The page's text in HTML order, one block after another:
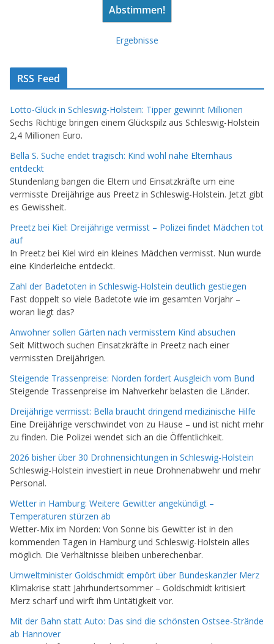
Ergebnisse
RSS Feed
Lotto-Glück in Schleswig-Holstein: Tipper gewinnt Millionen
Sechs Richtige bringen einem Glückspilz aus Schleswig-Holstein
2,4 Millionen Euro.
Bella S. Suche endet tragisch: Kind wohl nahe Elternhaus
entdeckt
Stundenlang bangen die Eltern und Einsatzkräfte um eine
vermisste Dreijährige aus Preetz in Schleswig-Holstein. Jetzt gibt
es Gewissheit.
Preetz bei Kiel: Dreijährige vermisst – Polizei findet Mädchen tot
auf
In Preetz bei Kiel wird ein kleines Mädchen vermisst. Nun wurde
eine Kinderleiche entdeckt.
Zahl der Badetoten in Schleswig-Holstein deutlich gestiegen
Fast doppelt so viele Badetote wie im gesamten Vorjahr –
woran liegt das?
Anwohner sollen Gärten nach vermisstem Kind absuchen
Seit Mittwoch suchen Einsatzkräfte in Preetz nach einer
vermissten Dreijährigen.
Steigende Trassenpreise: Norden fordert Ausgleich vom Bund
Steigende Trassenpreise im Nahverkehr belasten die Länder.
Dreijährige vermisst: Bella braucht dringend medizinische Hilfe
Eine Dreijährige verschwindet von zu Hause – und ist nicht mehr
zu finden. Die Polizei wendet sich an die Öffentlichkeit.
2026 bisher über 30 Drohnensichtungen in Schleswig-Holstein
Schleswig-Holstein investiert in neue Drohnenabwehr und mehr
Personal.
Wetter in Hamburg: Weitere Gewitter angekündigt –
Temperaturen stürzen ab
Wetter-Mix im Norden: Von Sonne bis Gewitter ist in den
kommenden Tagen in Hamburg und Schleswig-Holstein alles
möglich. Die Verhältnisse bleiben unberechenbar.
Umweltminister Goldschmidt empört über Bundeskanzler Merz
Klimakrise statt Jahrhundertsommer – Goldschmidt kritisiert
Merz scharf und wirft ihm Untätigkeit vor.
Mit der Bahn statt Auto: Das sind die schönsten Ostsee-Strände
ab Hannover